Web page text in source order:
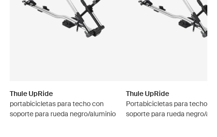
Thule UpRide
portabicicletas para techo con
soporte para rueda negro/aluminio
Thule UpRide
Portabicicletas para techo
soporte para rueda negro/